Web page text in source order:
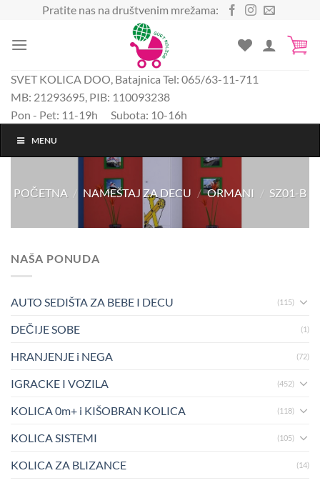
sadržaj
Pratite nas na društvenim mrežama:
SVET KOLICA DOO, Batajnica Tel: 065/63-11-711
MB: 21293695, PIB: 110093238
Pon - Pet: 11-19h Subota: 10-16h
MENU
POČETNA / NAMEŠTAJ ZA DECU / ORMANI / SZ01-B
NAŠA PONUDA
AUTO SEDIŠTA ZA BEBE I DECU (115)
DEČIJE SOBE (1)
HRANJENJE i NEGA (72)
IGRACKE I VOZILA (452)
KOLICA 0m+ i KIŠOBRAN KOLICA (118)
KOLICA SISTEMI (105)
KOLICA ZA BLIZANCE (14)